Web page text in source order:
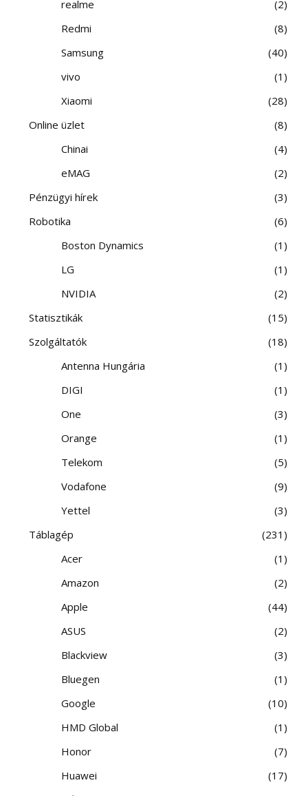
realme
2
Redmi
8
Samsung
40
vivo
1
Xiaomi
28
Online üzlet
8
Chinai
4
eMAG
2
Pénzügyi hírek
3
Robotika
6
Boston Dynamics
1
LG
1
NVIDIA
2
Statisztikák
15
Szolgáltatók
18
Antenna Hungária
1
DIGI
1
One
3
Orange
1
Telekom
5
Vodafone
9
Yettel
3
Táblagép
231
Acer
1
Amazon
2
Apple
44
ASUS
2
Blackview
3
Bluegen
1
Google
10
HMD Global
1
Honor
7
Huawei
17